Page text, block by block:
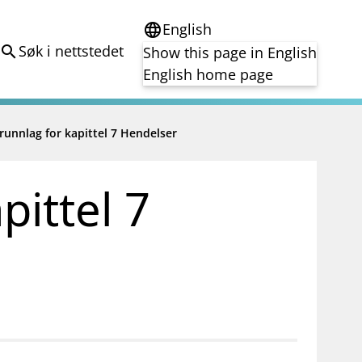
search Søk i nettstedet
languageEnglish
Show this page in English
English home page
Tema
Folkefinansiering
Kryptoeiendelsloven (MiCA)
for kapittel 7 Hendelser
7